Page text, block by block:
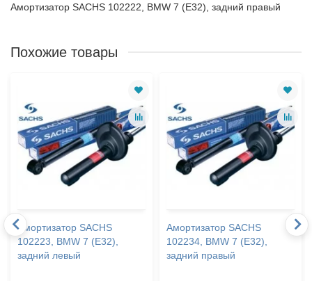
Амортизатор SACHS 102222, BMW 7 (E32), задний правый
Похожие товары
Амортизатор SACHS
102223, BMW 7 (E32),
задний левый
Амортизатор SACHS
102234, BMW 7 (E32),
задний правый